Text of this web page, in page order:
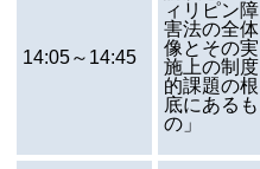
14:05～14:45
ィリピン障
害法の全体
像とその実
施上の制度
的課題の根
底にあるも
の」